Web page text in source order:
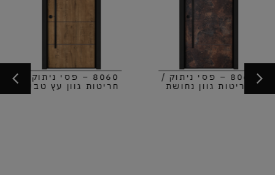
8060 – פסי ניתוק /
חריטות גוון עץ טבעי
8060 – פסי ניתוק /
חריטות גוון בטון